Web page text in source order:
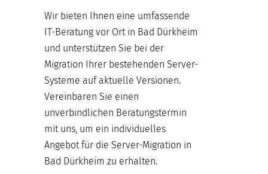
Wir bieten Ihnen eine umfassende
IT-Beratung vor Ort in Bad Dürkheim
und unterstützen Sie bei der
Migration Ihrer bestehenden Server-
Systeme auf aktuelle Versionen.
Vereinbaren Sie einen
unverbindlichen Beratungstermin
mit uns, um ein individuelles
Angebot für die Server-Migration in
Bad Dürkheim zu erhalten.